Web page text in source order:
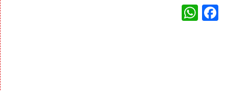
Facebook